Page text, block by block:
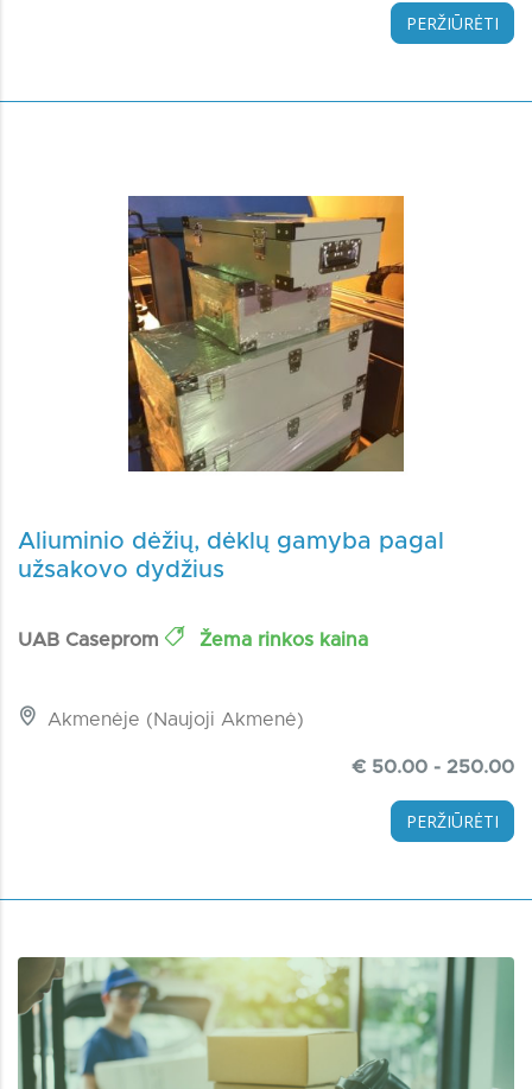
PERŽIŪRĖTI
Aliuminio dėžių, dėklų gamyba pagal
užsakovo dydžius
UAB Caseprom Žema rinkos kaina
Akmenėje (Naujoji Akmenė)
€ 50.00 - 250.00
PERŽIŪRĖTI